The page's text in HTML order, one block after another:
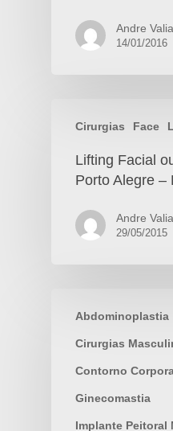
Andre
14/01/2016
Cirurgias Face
Lifting Facial
Porto Alegre –
Andre
29/05/2015
Abdominoplastia
Cirurgias
Contorno
Ginecomastia
Implante Peitoral